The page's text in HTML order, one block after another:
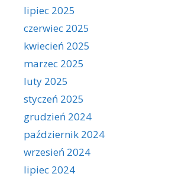
lipiec 2025
czerwiec 2025
kwiecień 2025
marzec 2025
luty 2025
styczeń 2025
grudzień 2024
październik 2024
wrzesień 2024
lipiec 2024